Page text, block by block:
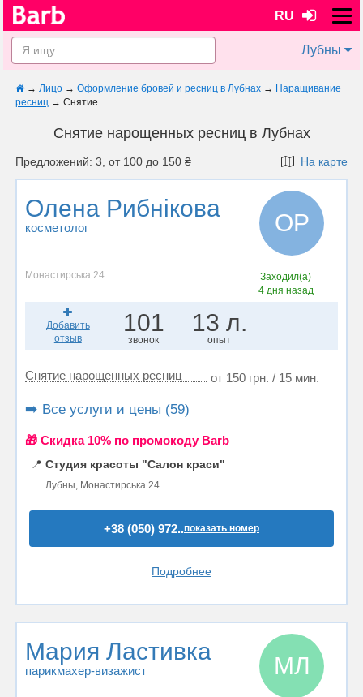
RU
Лубны
→ Лицо → Оформление бровей и ресниц в Лубнах → Наращивание
ресниц → Снятие
Снятие нарощенных ресниц в Лубнах
Предложений: 3, от 100 до 150 ₴ На карте
Олена Рибнікова
косметолог ОР
Монастирська 24
Заходил(а)
4 дня назад
Добавить
отзыв
101
звонок
13 л.
опыт
Снятие нарощенных ресниц от 150 грн. / 15 мин.
➡️ Все услуги и цены (59)
🎁 Cкидка 10% по промокоду Barb
📍 Студия красоты "Салон краси"
Лубны, Монастирська 24
+38 (050) 972..показать номер
Подробнее
Мария Ластивка
парикмахер-визажист МЛ